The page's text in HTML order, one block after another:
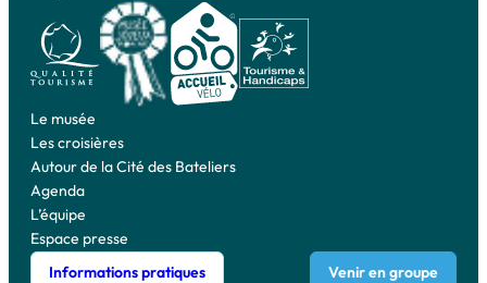
Le musée
Les croisières
Autour de la Cité des Bateliers
Agenda
L’équipe
Espace presse
Informations pratiques
Venir en groupe